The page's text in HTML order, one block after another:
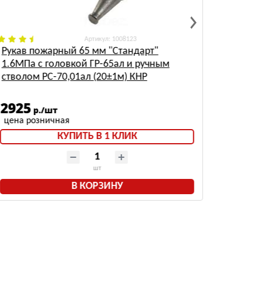
: 1008123
Рукав пожарный 65 мм "Стандарт"
1.6МПа с головкой ГР-65ал и ручным
стволом РС-70,01ал (20±1м) КНР
2925 р./шт
КУПИТЬ В 1 КЛИК
шт
В КОРЗИНУ